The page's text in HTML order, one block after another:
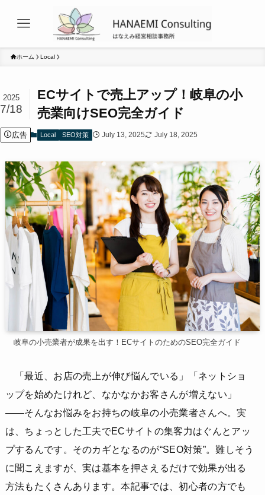
ホーム Local
ECサイトで売上アップ！岐阜の小
売業向けSEO完全ガイド
2025
7/18
広告 Local SEO対策 July 13, 2025 July 18, 2025
岐阜の小売業者が成果を出す！ECサイトのためのSEO完全ガイド
「最近、お店の売上が伸び悩んでいる」「ネットショ
ップを始めたけれど、なかなかお客さんが増えない」
——そんなお悩みをお持ちの岐阜の小売業者さんへ。実
は、ちょっとした工夫でECサイトの集客力はぐんとアッ
プするんです。そのカギとなるのが“SEO対策”。難しそう
に聞こえますが、実は基本を押さえるだけで効果が出る
方法もたくさんあります。本記事では、初心者の方でも